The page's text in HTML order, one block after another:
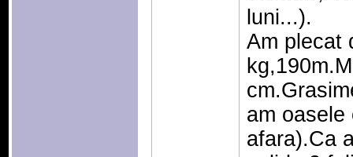
luni...).
Am plecat
am oasele
afara).Ca